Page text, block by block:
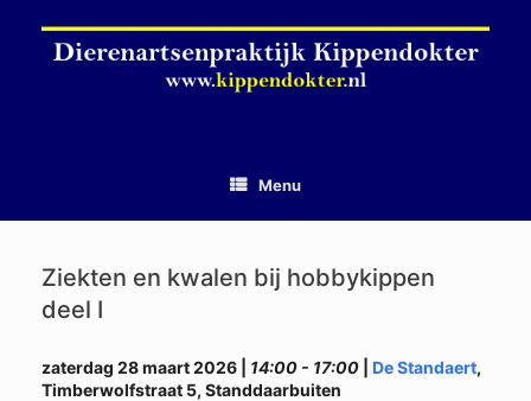
Menu
Ziekten en kwalen bij hobbykippen
deel I
zaterdag 28 maart 2026 | 14:00 - 17:00 De Standaert,
Timberwolfstraat 5, Standdaarbuiten